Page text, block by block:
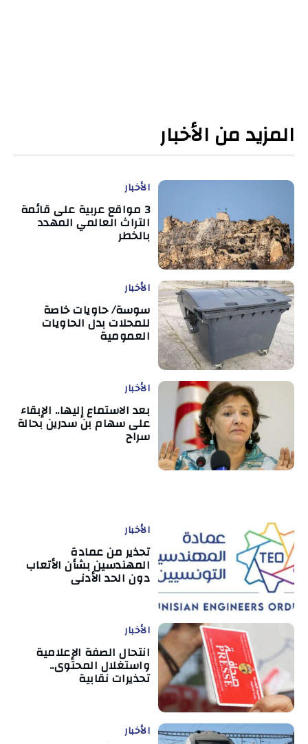
المزيد من الأخبار
الأخبار
3 مواقع عربية على قائمة
التراث العالمي المهدد
بالخطر
الأخبار
سوسة/ حاويات خاصة
للمحلات بدل الحاويات
العمومية
الأخبار
بعد الاستماع إليها.. الإبقاء
على سهام بن سدرين بحالة
سراح
الأخبار
تحذير من عمادة
المهندسين بشأن الأتعاب
دون الحد الأدنى
الأخبار
انتحال الصفة الإعلامية
واستغلال المحتوى..
تحذيرات نقابية
الأخبار